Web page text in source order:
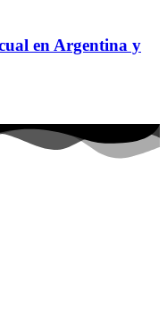
en Argentina y